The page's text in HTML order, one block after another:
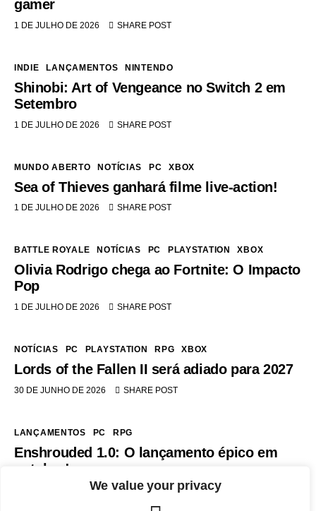
We value your privacy
gamer
1 DE JULHO DE 2026 SHARE POST
INDIE LANÇAMENTOS NINTENDO
Shinobi: Art of Vengeance no Switch 2 em
Setembro
1 DE JULHO DE 2026 SHARE POST
MUNDO ABERTO NOTÍCIAS PC XBOX
Sea of Thieves ganhará filme live-action!
1 DE JULHO DE 2026 SHARE POST
BATTLE ROYALE NOTÍCIAS PC PLAYSTATION XBOX
Olivia Rodrigo chega ao Fortnite: O Impacto
Pop
1 DE JULHO DE 2026 SHARE POST
NOTÍCIAS PC PLAYSTATION RPG XBOX
Lords of the Fallen II será adiado para 2027
30 DE JUNHO DE 2026 SHARE POST
LANÇAMENTOS PC RPG
Enshrouded 1.0: O lançamento épico em
outubro!
30 DE JUNHO DE 2026 SHARE POST